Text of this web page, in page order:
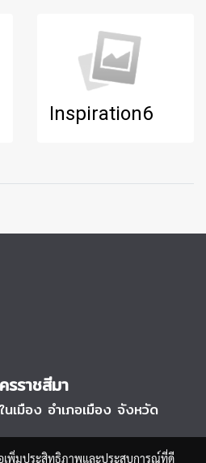
Inspiration6
รราชสีมา
นเมือง อำเภอเมือง จังหวัด
เพิ่มประสิทธิภาพและประสบการณ์ที่ดี